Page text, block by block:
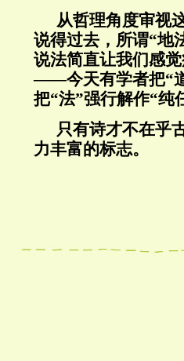
从哲理角度审视
说得过去，所谓“地
说法简直让我们感
——今天有学者把“
把“法”强行解作“纯
只有诗才不在乎
力丰富的标志。